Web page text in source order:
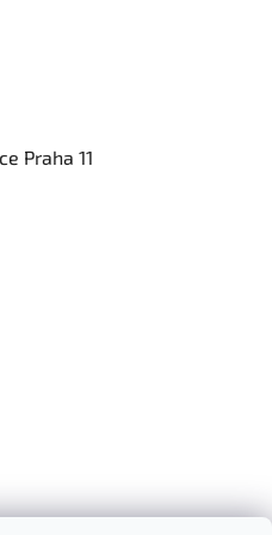
Praha 11